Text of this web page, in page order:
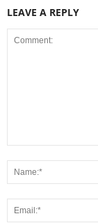
LEAVE A REPLY